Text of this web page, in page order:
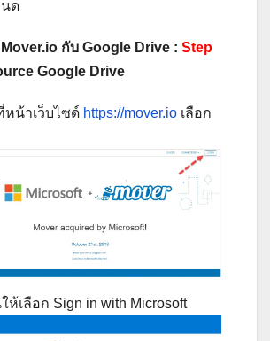
ด
กับ Google Drive : Step
Google Drive
หน้าเว็บไซด์ https://mover.io เลือก
ห้เลือก Sign in with Microsoft